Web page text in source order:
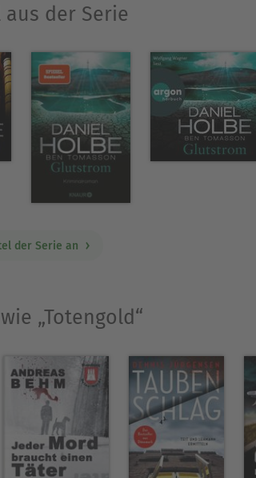
der Serie
der Serie an
„Totengold“